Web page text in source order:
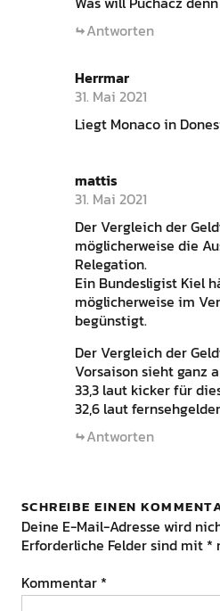
Antworten
Herrmar
31. Mai 2021
Liegt Monaco in
mattis
31. Mai 2021
Der Vergleich der
möglicherweise die
Relegation.
Ein Bundesligist Kiel
möglicherweise im
begünstigt.
Der Vergleich der
Vorsaison sieht ganz
33,3 laut kicker für
32,6 laut
Antworten
SCHREIBE EINEN
Deine E-Mail-Adresse wird
Erforderliche Felder sind mit *
Kommentar *